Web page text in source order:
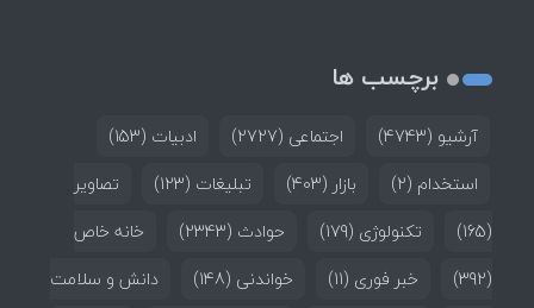
برچسب ها
آرشیو (4743) اجتماعی (2727) ادبیات (153)
استخدام (2) بازار (403) تبلیغات (123)
تصاویر
(165)
تکنولوژی (179) حوادث (2343)
خانه خاص
(392)
خبر فوری (11) خواندنی (148)
دانش و سلامت